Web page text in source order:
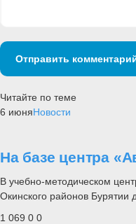
Отправить
Читайте по теме
6 июняНовости
На базе центра
В учебно-методическом
Окинского районов Бурятии
1 069 0 0